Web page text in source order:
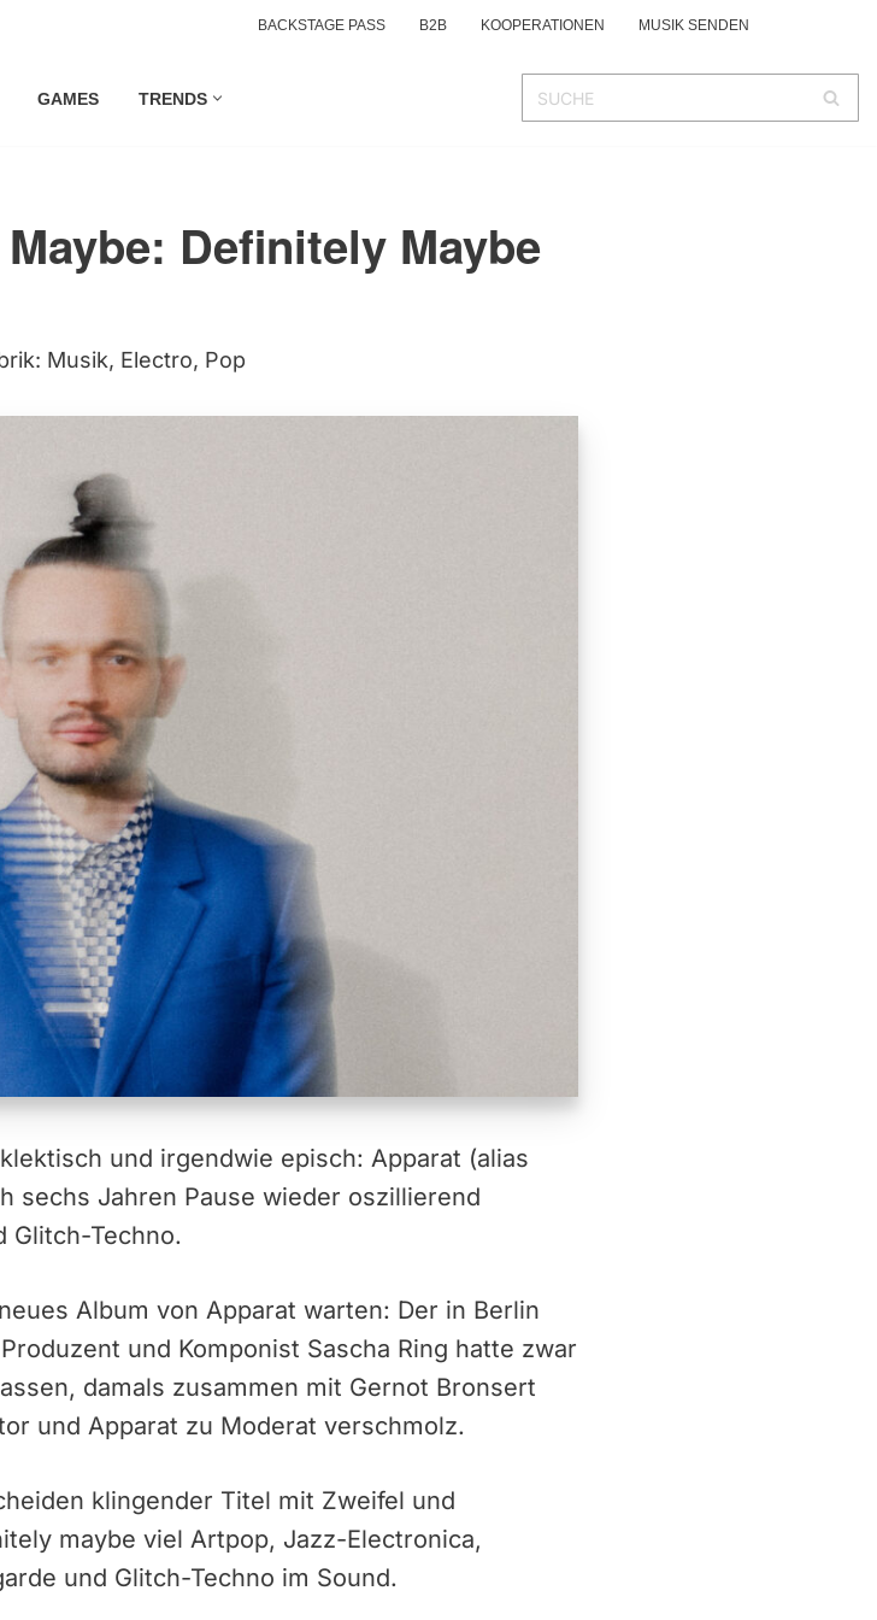
BACKSTAGE PASS B2B KOOPERATIONEN MUSIK SENDEN
GAMES TRENDS
Definitely Maybe
Musik, Electro, Pop
und irgendwie episch: Apparat (alias
sechs Jahren Pause wieder oszillierend
Glitch-Techno.
Album von Apparat warten: Der in Berlin
und Komponist Sascha Ring hatte zwar
damals zusammen mit Gernot Bronsert
und Apparat zu Moderat verschmolz.
klingender Titel mit Zweifel und
maybe viel Artpop, Jazz-Electronica,
und Glitch-Techno im Sound.